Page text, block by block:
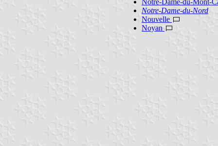
Notre-Dame-du-Nord
Nouvelle
Noyan